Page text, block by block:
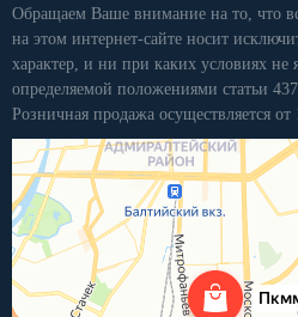
Обращаем Ваше внимание на то, что
на этом интернет-сайте носит
характер, и ни при каких условиях не
определяемой положениями статьи
Розничная продажа осуществляется от